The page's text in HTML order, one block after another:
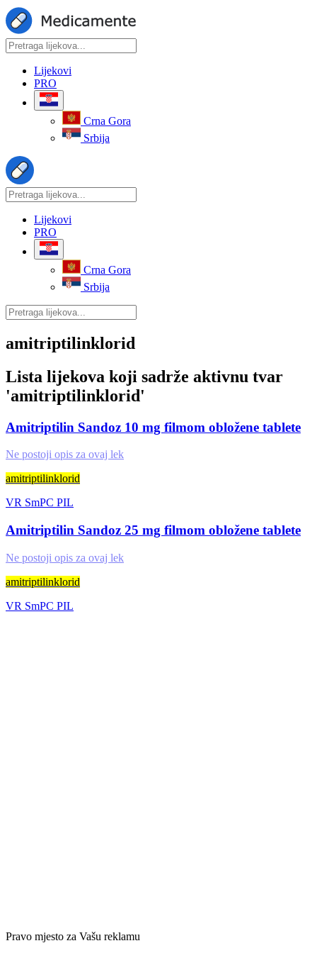
Lijekovi
PRO
Crna Gora
Srbija
Lijekovi
PRO
Crna Gora
Srbija
amitriptilinklorid
Lista lijekova koji sadrže aktivnu tvar
'amitriptilinklorid'
Amitriptilin Sandoz 10 mg filmom obložene tablete
Ne postoji opis za ovaj lek
amitriptilinklorid
VR SmPC PIL
Amitriptilin Sandoz 25 mg filmom obložene tablete
Ne postoji opis za ovaj lek
amitriptilinklorid
VR SmPC PIL
Pravo mjesto za Vašu reklamu